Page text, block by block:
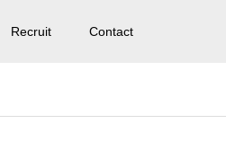
Recruit Contact